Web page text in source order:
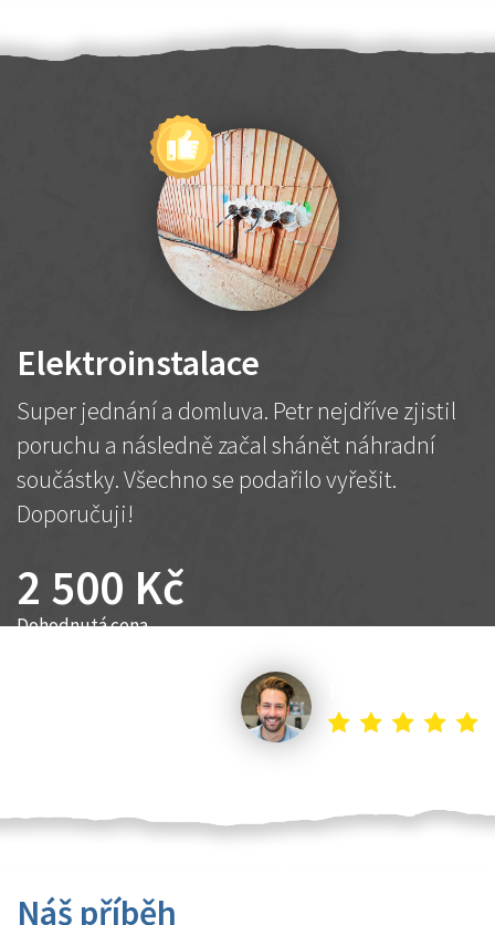
Elektroinstalace
Super jednání a domluva. Petr nejdříve zjistil
poruchu a následně začal shánět náhradní
součástky. Všechno se podařilo vyřešit.
Doporučuji!
2 500 Kč
Dohodnutá cena
Náš příběh